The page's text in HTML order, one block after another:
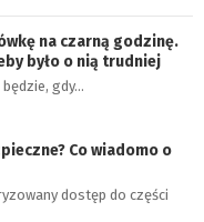
na czarną godzinę.
było o nią trudniej
gdy…
Co wiadomo o
dostęp do części